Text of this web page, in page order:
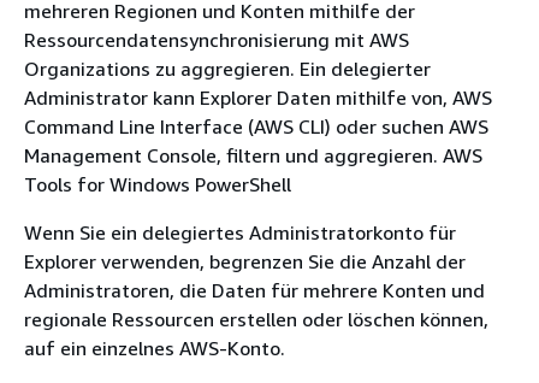
mehreren Regionen und Konten mithilfe der
Ressourcendatensynchronisierung mit AWS
Organizations zu aggregieren. Ein delegierter
Administrator kann Explorer Daten mithilfe von, AWS
Command Line Interface (AWS CLI) oder suchen AWS
Management Console, filtern und aggregieren. AWS
Tools for Windows PowerShell
Wenn Sie ein delegiertes Administratorkonto für
Explorer verwenden, begrenzen Sie die Anzahl der
Administratoren, die Daten für mehrere Konten und
regionale Ressourcen erstellen oder löschen können,
auf ein einzelnes AWS-Konto.